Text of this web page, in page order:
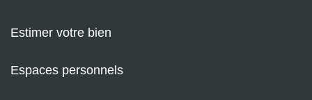
Estimer votre bien
Espaces personnels